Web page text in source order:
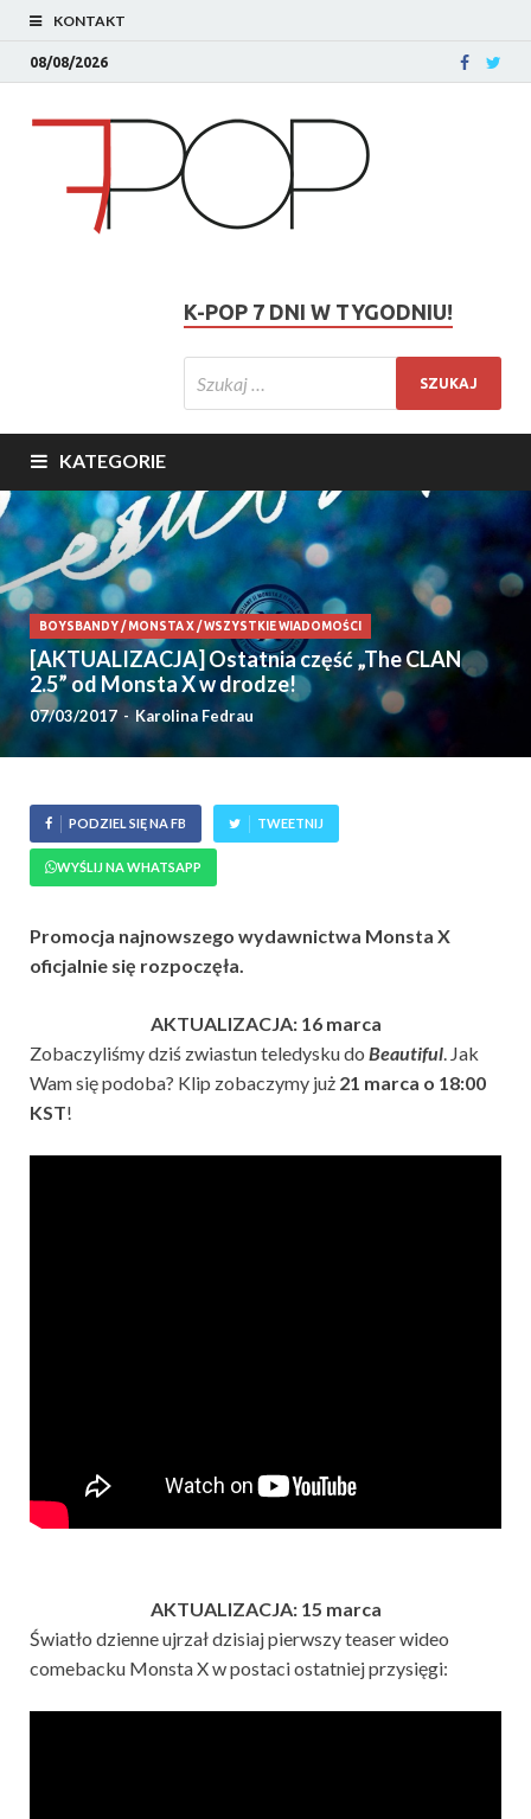
KONTAKT
08/08/2026
K-POP 7 DNI W TYGODNIU!
KATEGORIE
BOYSBANDY/MONSTA X/WSZYSTKIE WIADOMOŚCI
[AKTUALIZACJA] Ostatnia część „The CLAN
2.5” od Monsta X w drodze!
07/03/2017 - Karolina Fedrau
PODZIEL SIĘ NA FB TWEETNIJ
WYŚLIJ NA WHATSAPP
Promocja najnowszego wydawnictwa Monsta X
oficjalnie się rozpoczęła.
AKTUALIZACJA: 16 marca
Zobaczyliśmy dziś zwiastun teledysku do Beautiful. Jak
Wam się podoba? Klip zobaczymy już 21 marca o 18:00
KST!
AKTUALIZACJA: 15 marca
Światło dzienne ujrzał dzisiaj pierwszy teaser wideo
comebacku Monsta X w postaci ostatniej przysięgi: